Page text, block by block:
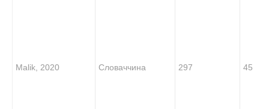
Malik, 2020 Словаччина 297 45